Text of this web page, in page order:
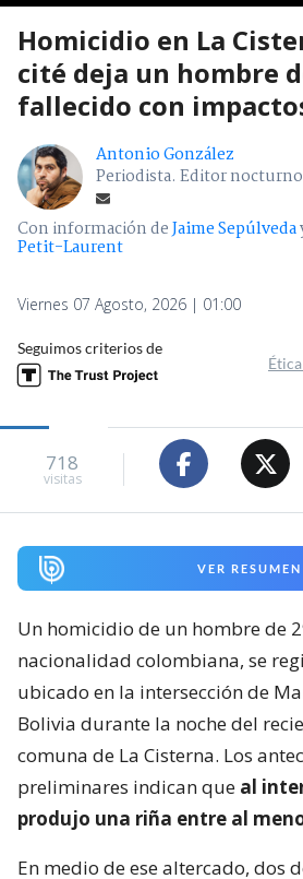
Homicidio en La
cité deja un hombre
fallecido con
Antonio González
Periodista. Editor
Con información deJaime Sepúlveda
Petit-Laurent
Viernes 07 Agosto, 2026 | 01:00
Seguimos criterios de
718
visitas
VER RESUMEN
Un homicidio de un hombre de
nacionalidad colombiana, se
ubicado en la intersección de
Bolivia durante la noche del
comuna de La Cisterna. Los
preliminares indican que al
produjo una riña entre al
En medio de ese altercado, dos